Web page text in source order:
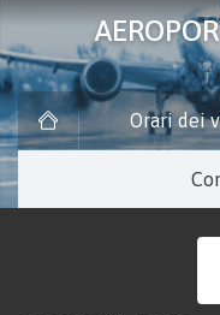
Orari dei